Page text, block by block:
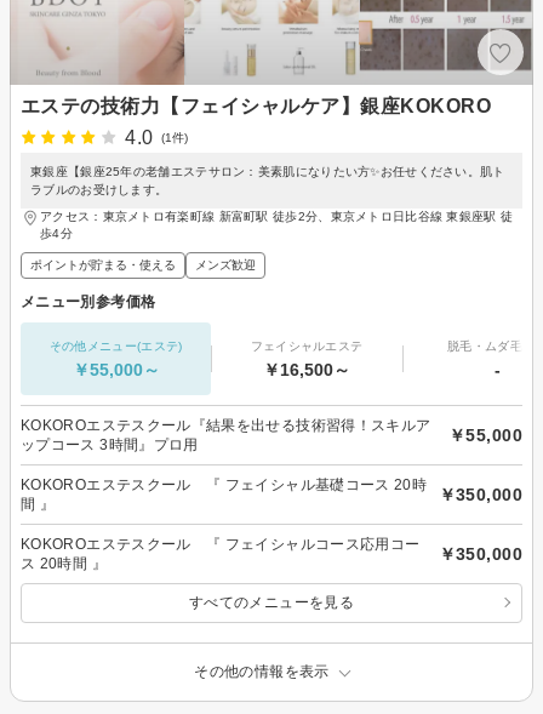
エステの技術力【フェイシャルケア】銀座KOKORO
4.0
(1件)
東銀座【銀座25年の老舗エステサロン：美素肌になりたい方✨お任せください。肌ト
ラブルのお受けします。
アクセス：東京メトロ有楽町線 新富町駅 徒歩2分、東京メトロ日比谷線 東銀座駅 徒
歩4分
ポイントが貯まる・使える メンズ歓迎
メニュー別参考価格
その他メニュー(エステ)
￥55,000～
フェイシャルエステ
￥16,500～
脱毛・ムダ毛処
-
KOKOROエステスクール『結果を出せる技術習得！スキルア
ップコース 3時間』プロ用
￥55,000
KOKOROエステスクール 『 フェイシャル基礎コース 20時
間 』
￥350,000
KOKOROエステスクール 『 フェイシャルコース応用コー
ス 20時間 』
￥350,000
すべてのメニューを見る
その他の情報を表示